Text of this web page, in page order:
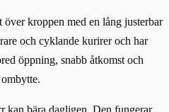
över kroppen med en lång justerbar
och cyklande kurirer och har
öppning, snabb åtkomst och